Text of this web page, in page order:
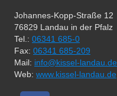
Johannes-Kopp-Straße 12
76829 Landau in der Pfalz
Tel.: 06341 685-0
Fax: 06341 685-209
Mail: info@kissel-landau.de
Web: www.kissel-landau.de